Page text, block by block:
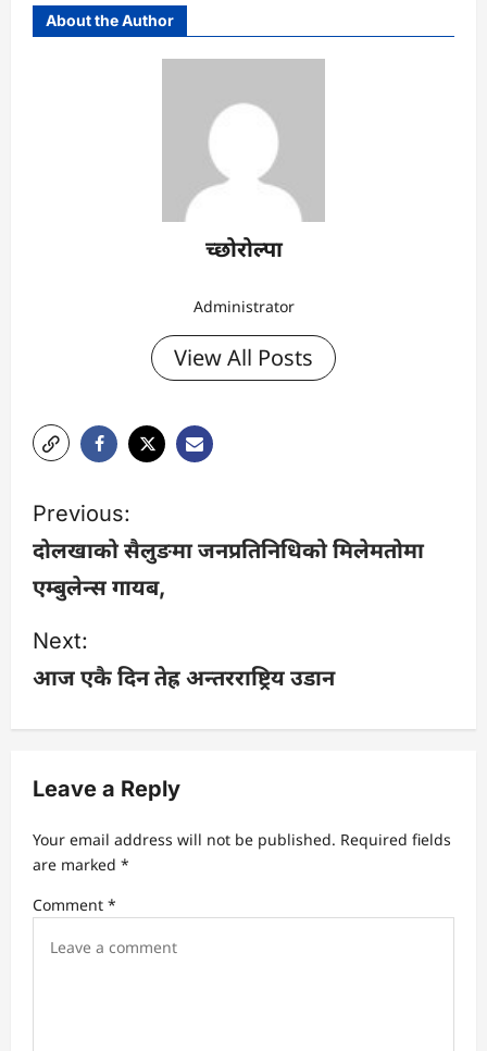
About the Author
च्छोरोल्पा
Administrator
View All Posts
P
o
s
t
n
v
i
g
Previous:
दोलखाको सैलुङमा जनप्रतिनिधिको मिलेमतोमा
एम्बुलेन्स गायब,
Next:
आज एकै दिन तेह्र अन्तरराष्ट्रिय उडान
Leave a Reply
Your email address will not be published. Required fields
are marked *
Comment *